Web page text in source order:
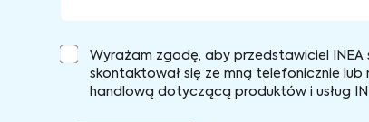
Wyrażam zgodę, aby przedstawiciel
skontaktował się ze mną telefonicznie
handlową dotyczącą produktów i usług